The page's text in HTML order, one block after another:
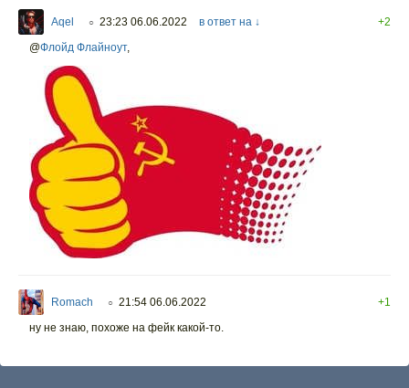
Aqel ○ 23:23 06.06.2022 в ответ на ↓
+2
@Флойд Флайноут,
Romach ○ 21:54 06.06.2022
+1
ну не знаю, похоже на фейк какой-то.